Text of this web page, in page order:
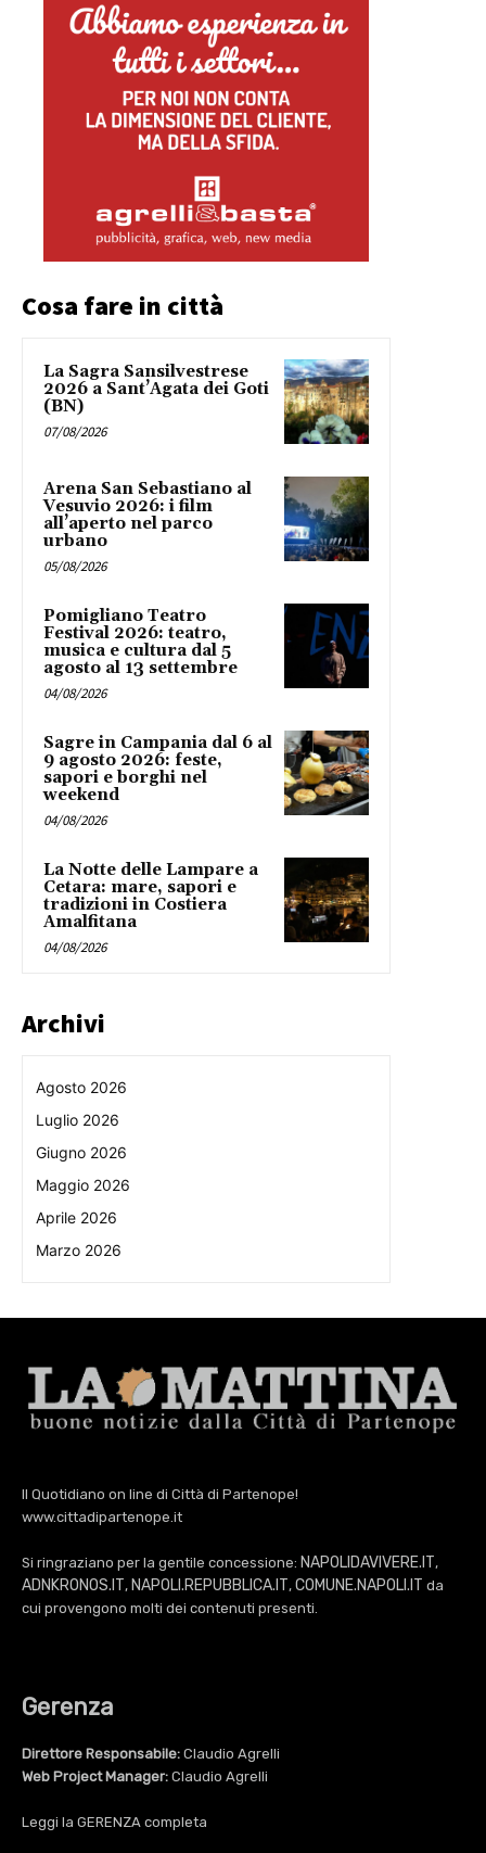
Cosa fare in città
La Sagra Sansilvestrese
2026 a Sant’Agata dei Goti
(BN)
07/08/2026
Arena San Sebastiano al
Vesuvio 2026: i film
all’aperto nel parco
urbano
05/08/2026
Pomigliano Teatro
Festival 2026: teatro,
musica e cultura dal 5
agosto al 13 settembre
04/08/2026
Sagre in Campania dal 6 al
9 agosto 2026: feste,
sapori e borghi nel
weekend
04/08/2026
La Notte delle Lampare a
Cetara: mare, sapori e
tradizioni in Costiera
Amalfitana
04/08/2026
Archivi
Agosto 2026
Luglio 2026
Giugno 2026
Maggio 2026
Aprile 2026
Marzo 2026
Il Quotidiano on line di Città di Partenope!
www.cittadipartenope.it
Si ringraziano per la gentile concessione: NAPOLIDAVIVERE.IT,
ADNKRONOS.IT, NAPOLI.REPUBBLICA.IT, COMUNE.NAPOLI.IT da
cui provengono molti dei contenuti presenti.
Gerenza
Direttore Responsabile: Claudio Agrelli
Web Project Manager: Claudio Agrelli
Leggi la GERENZA completa